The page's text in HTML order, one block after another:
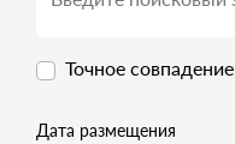
Точное совпадение
Дата размещения